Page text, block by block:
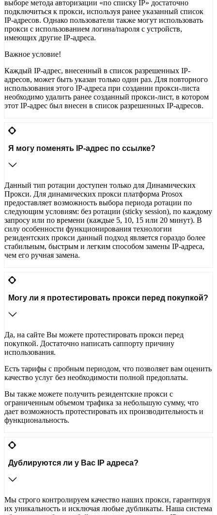
выборе метода авторизации «по списку IP» достаточно
подключиться к прокси, используя ранее указанный список
IP-адресов. Однако пользователи также могут использовать
прокси с использованием логина/пароля с устройств,
имеющих другие IP-адреса.
Важное условие!
Каждый IP-адрес, внесенный в список разрешенных IP-
адресов, может быть указан только один раз. Для повторного
использования этого IP-адреса при создании прокси-листа
необходимо удалить ранее созданный прокси-лист, в котором
этот IP-адрес был внесен в список разрешенных IP-адресов.
Я могу поменять IP-адрес по ссылке?
Данный тип ротации доступен только для Динамических
Прокси. Для динамических прокси платформа Prosox
предоставляет возможность выбора периода ротации по
следующим условиям: без ротации (sticky session), по каждому
запросу или по времени (каждые 5, 10, 15 или 20 минут). В
силу особенности функционирования технологии
резидентских прокси данный подход является гораздо более
стабильным, быстрым и легким способом замены IP-адреса,
чем его ручная замена.
Могу ли я протестировать прокси перед покупкой?
Да, на сайте Вы можете протестировать прокси перед
покупкой. Достаточно написать саппорту причину
использования.
Есть тарифы с пробным периодом, что позволяет вам оценить
качество услуг без необходимости полной предоплаты.
Вы также можете получить резидентские прокси с
ограниченным объемом трафика за небольшую сумму, что
дает возможность протестировать их производительность и
функциональность​.
Дублируются ли у Вас IP адреса?
Мы строго контролируем качество наших прокси, гарантируя
их уникальность и исключая любые дубликаты. Наша система